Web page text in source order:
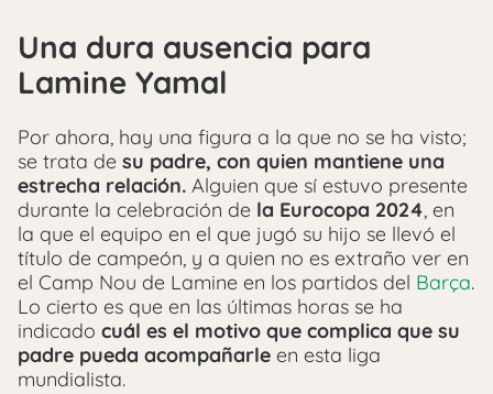
Una dura ausencia para
Lamine Yamal
Por ahora, hay una figura a la que no se ha visto;
se trata de su padre, con quien mantiene una
estrecha relación. Alguien que sí estuvo presente
durante la celebración de la Eurocopa 2024, en
la que el equipo en el que jugó su hijo se llevó el
título de campeón, y a quien no es extraño ver en
el Camp Nou de Lamine en los partidos del Barça.
Lo cierto es que en las últimas horas se ha
indicado cuál es el motivo que complica que su
padre pueda acompañarle en esta liga
mundialista.